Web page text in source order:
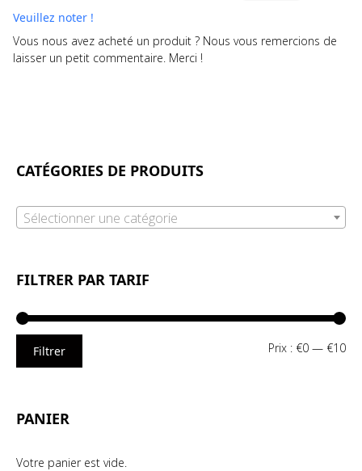
Veuillez noter !
Vous nous avez acheté un produit ? Nous vous remercions de
laisser un petit commentaire. Merci !
CATÉGORIES DE PRODUITS
Sélectionner une catégorie
FILTRER PAR TARIF
Filtrer Prix : €0 — €10
PANIER
Votre panier est vide.